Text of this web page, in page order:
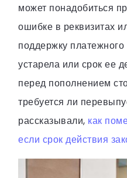
может понадобиться
ошибке в реквизитах
поддержку
устарела или срок ее
перед пополнением
требуется ли
рассказывали, как
если срок действия